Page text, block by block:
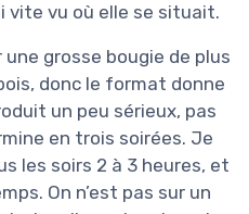
vite vu où elle se situait.
grosse bougie de plus
donc le format donne
un peu sérieux, pas
en trois soirées. Je
les soirs 2 à 3 heures, et
On n’est pas sur un